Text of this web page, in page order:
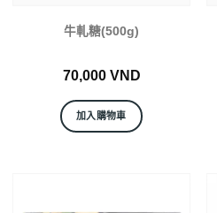
牛軋糖(500g)
70,000 VND
加入購物車